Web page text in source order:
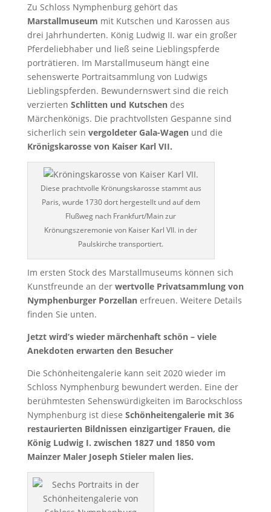
Zu Schloss Nymphenburg gehört das
Marstallmuseum mit Kutschen und Karossen aus
drei Jahrhunderten. König Ludwig II. war ein großer
Pferdeliebhaber und ließ seine Lieblingspferde
porträtieren. Im Marstallmuseum hängt eine
sehenswerte Portraitsammlung von Ludwigs
Lieblingspferden. Bewundernswert sind die reich
verzierten Schlitten und Kutschendes
Märchenkönigs. Die prachtvollsten Gespanne sind
sicherlich sein vergoldeter Gala-Wagenund die
Krönigskarosse von Kaiser Karl VII.
Diese prachtvolle Krönungskarosse stammt aus
Paris, wurde 1730 dort hergestellt und auf dem
Flußweg nach Frankfurt/Main zur
Krönungszeremonie von Kaiser Karl VII. in der
Paulskirche transportiert.
Im ersten Stock des Marstallmuseums können sich
Kunstfreunde an der wertvolle Privatsammlung von
Nymphenburger Porzellan erfreuen. Weitere Details
finden Sie unten.
Jetzt wird’s wieder märchenhaft schön – viele
Anekdoten erwarten den Besucher
Die Schönheitengalerie kann seit 2020 wieder im
Schloss Nymphenburg bewundert werden. Eine der
berühmtesten Sehenswürdigkeiten im Barockschloss
Nymphenburg ist diese Schönheitengalerie mit 36
restaurierten Bildnissen einzigartiger Frauen, die
König Ludwig I. zwischen 1827 und 1850 vom
Mainzer Maler Joseph Stieler malen lies.